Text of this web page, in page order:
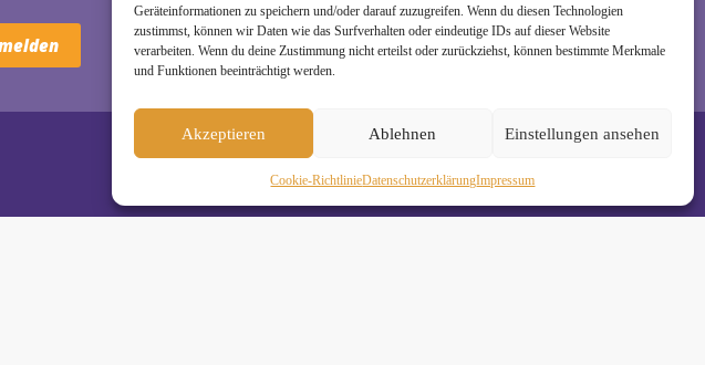
Geräteinformationen zu speichern und/oder darauf zuzugreifen. Wenn du diesen Technologien
zustimmst, können wir Daten wie das Surfverhalten oder eindeutige IDs auf dieser Website
verarbeiten. Wenn du deine Zustimmung nicht erteilst oder zurückziehst, können bestimmte Merkmale
und Funktionen beeinträchtigt werden.
Akzeptieren Ablehnen Einstellungen ansehen
Cookie-RichtlinieDaten­schutz­erklä­rungImpressum